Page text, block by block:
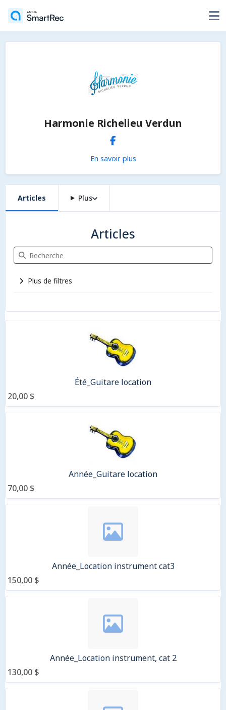
Harmonie Richelieu Verdun
En savoir plus
Articles Plus
Articles
Recherche Articles
Plus de filtres
Été_Guitare location
20,00 $
Année_Guitare location
70,00 $
Année_Location instrument cat3
150,00 $
Année_Location instrument, cat 2
130,00 $
9 articles